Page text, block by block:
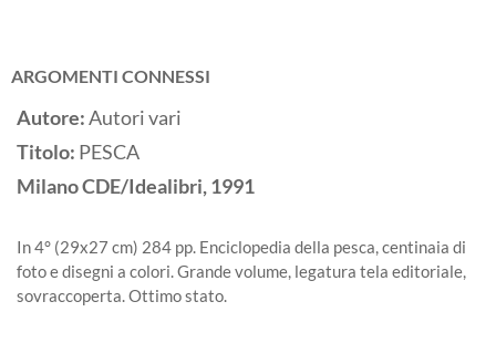
ARGOMENTI CONNESSI
Autore:Autori vari
Titolo: PESCA
MilanoCDE/Idealibri,1991
In 4° (29x27 cm) 284 pp. Enciclopedia della pesca, centinaia di
foto e disegni a colori. Grande volume, legatura tela editoriale,
sovraccoperta. Ottimo stato.